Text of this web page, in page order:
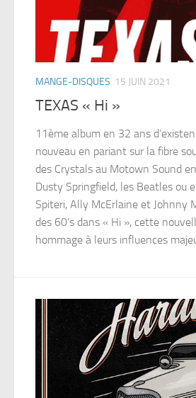
MANGE-DISQUES 15 JUIN 2021
TEXAS « Hi »
11ème album en 32 ans
nouveau en pariant sur la fibre
des Crystals au Motown Sound
Dusty Springfield, les Beatles ou
Spiteri, Ally McErlaine et Johnny
des 60’s dans « Hi », cette
hommage à leurs influences